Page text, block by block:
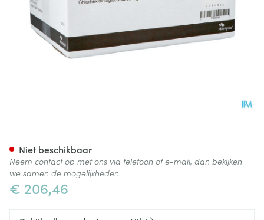
€ 206,46
Niet beschikbaar
Neem contact op met ons via telefoon of e-mail, dan bekijken
we samen de mogelijkheden.